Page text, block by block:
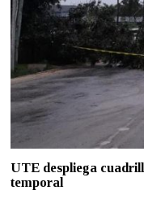
UTE despliega
temporal